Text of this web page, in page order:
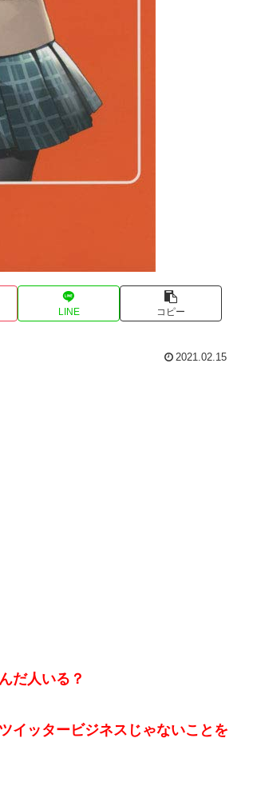
LINE コピー
2021.02.15
だ人いる？
イッタービジネスじゃないことを